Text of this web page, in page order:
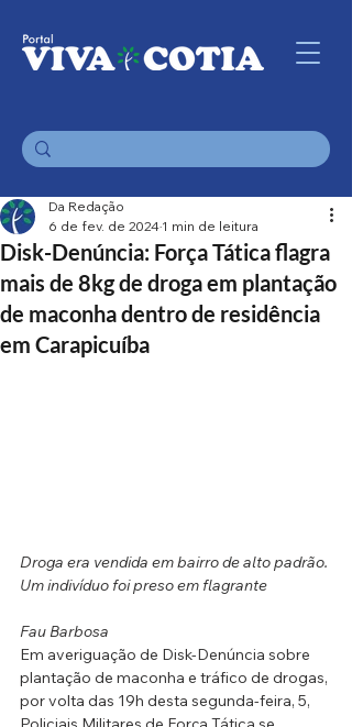
Disk-Denúncia: Força Tática flagra
mais de 8kg de droga em plantação
de maconha dentro de residência
em Carapicuíba
Da Redação
6 de fev. de 2024 1 min de leitura
Droga era vendida em bairro de alto padrão.
Um indivíduo foi preso em flagrante
Fau Barbosa
Em averiguação de Disk-Denúncia sobre
plantação de maconha e tráfico de drogas,
por volta das 19h desta segunda-feira, 5,